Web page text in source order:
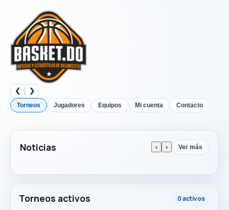
❮ ❯
Torneos Jugadores Equipos Mi cuenta Contacto
Noticias ‹ › Ver más
Torneos activos 0 activos